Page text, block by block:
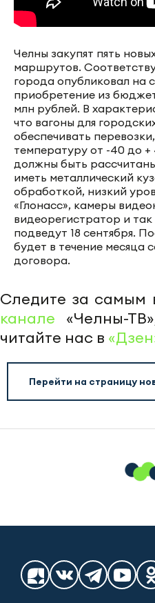
Челны закупят пять
маршрутов.
города опубликовал на
приобретение из
млн рублей. В
что вагоны для
обеспечивать
температуру от -40 до
должны быть
иметь металлический
обработкой, низкий
«Глонасс», камеры
видеорегистратор и
подведут 18 сентября.
будет в течение месяца
договора.
Следите за самым
канале «Челны-
читайте нас в
Перейти на страницу